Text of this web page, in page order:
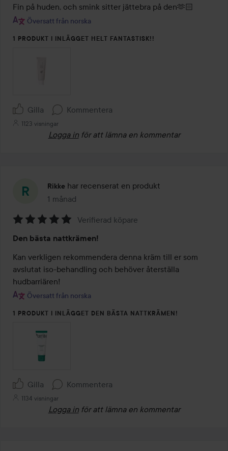
av
5
Fin på huden, och smink sitter jättebra på den🫶🏻
Översatt från norska
1 PRODUKT I INLÄGGET HELT FANTASTISK!!
Gilla Kommentera
1123 visningar
Logga in för att lämna en kommentar
Rikke har recenserat en produkt
1 månad
Inlägget skapades 1 månad
5
av
5
Verifierad köpare
Den bästa nattkrämen!
Kan verkligen rekommendera denna kräm till er som
avslutat iso-behandling och behöver återställa
hudbarriären!
Översatt från norska
1 PRODUKT I INLÄGGET DEN BÄSTA NATTKRÄMEN!
Gilla Kommentera
1134 visningar
Logga in för att lämna en kommentar